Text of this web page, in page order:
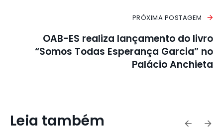
PRÓXIMA POSTAGEM
OAB-ES realiza lançamento do livro
“Somos Todas Esperança Garcia” no
Palácio Anchieta
Leia também